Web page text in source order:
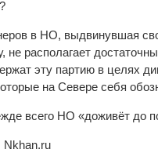
в НО, выдвинувшая
не располагает
эту партию в целях
на Севере себя
всего НО «доживёт до
Nkhan.ru